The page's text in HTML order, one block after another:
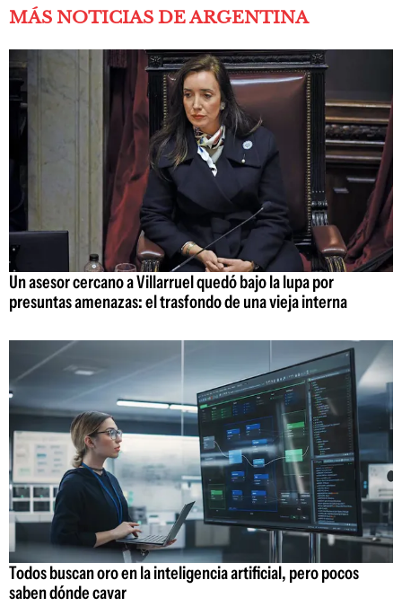
MÁS NOTICIAS DE ARGENTINA
Un asesor cercano a Villarruel quedó bajo la lupa por
presuntas amenazas: el trasfondo de una vieja interna
Todos buscan oro en la inteligencia artificial, pero pocos
saben dónde cavar